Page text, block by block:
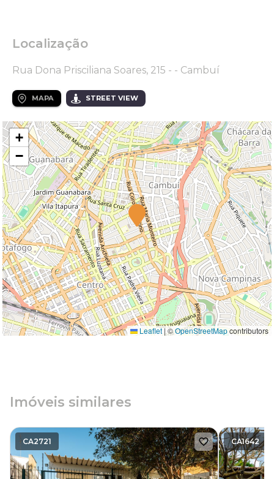
Localização
Rua Dona Prisciliana Soares, 215 - - Cambuí
MAPA STREET VIEW
+
−
Leaflet|©OpenStreetMapcontributors
Imóveis similares
CA2721 CA1642